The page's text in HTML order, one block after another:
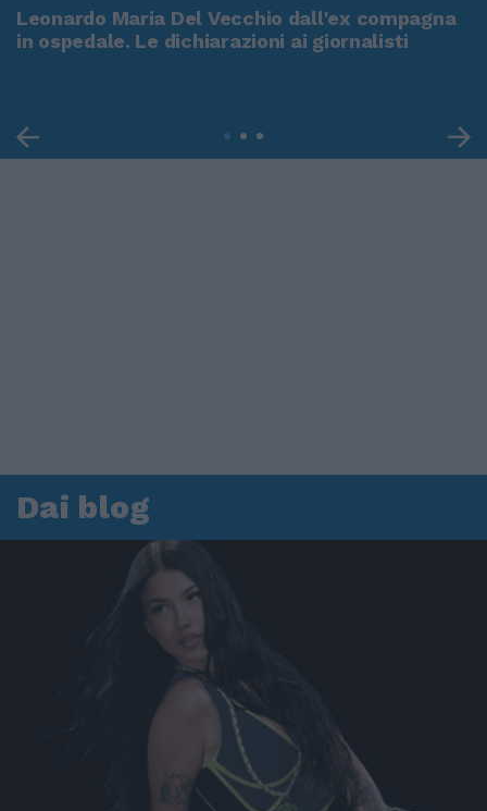
Leonardo Maria Del Vecchio dall'ex compagna
in ospedale. Le dichiarazioni ai giornalisti
Dai blog